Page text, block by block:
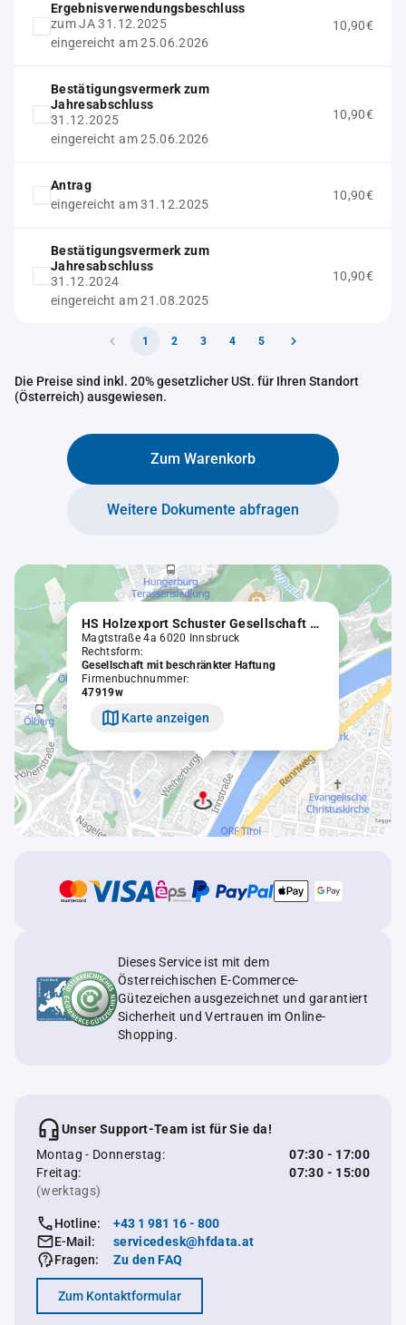
Ergebnisverwendungsbeschluss
zum JA 31.12.2025
eingereicht am 25.06.2026
10,90€
Bestätigungsvermerk zum
Jahresabschluss
31.12.2025
eingereicht am 25.06.2026
10,90€
Antrag
eingereicht am 31.12.2025
10,90€
Bestätigungsvermerk zum
Jahresabschluss
31.12.2024
eingereicht am 21.08.2025
10,90€
1 2 3 4 5
Die Preise sind inkl. 20% gesetzlicher USt. für Ihren Standort
(Österreich) ausgewiesen.
Zum Warenkorb
Weitere Dokumente abfragen
HS Holzexport Schuster Gesellschaft m.b.H.
Magtstraße 4a 6020 Innsbruck
Rechtsform:
Gesellschaft mit beschränkter Haftung
Firmenbuchnummer:
47919w
Karte anzeigen
Dieses Service ist mit dem
Österreichischen E-Commerce-
Gütezeichen ausgezeichnet und garantiert
Sicherheit und Vertrauen im Online-
Shopping.
Unser Support-Team ist für Sie da!
Montag - Donnerstag:
07:30 - 17:00
Freitag:
07:30 - 15:00
(werktags)
Hotline:
+43 1 981 16 - 800
E-Mail:
servicedesk@hfdata.at
Fragen:
Zu den FAQ
Zum Kontaktformular